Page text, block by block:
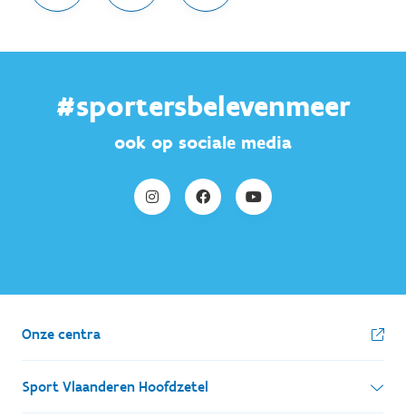
#sportersbelevenmeer
ook op sociale media
Onze centra
Sport Vlaanderen Hoofdzetel